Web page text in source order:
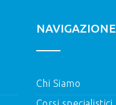
NAVIGAZIONE
Chi Siamo